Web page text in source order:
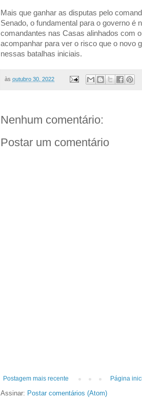
Mais que ganhar as disputas pelo
Senado, o fundamental para o governo é
comandantes nas Casas alinhados com
acompanhar para ver o risco que o novo
nessas batalhas iniciais.
às outubro 30, 2022
Nenhum comentário:
Postar um comentário
Postagem mais recente Página
Assinar: Postar comentários (Atom)